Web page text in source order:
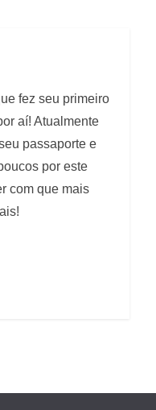
fez seu primeiro
aí! Atualmente
passaporte e
por este
com que mais